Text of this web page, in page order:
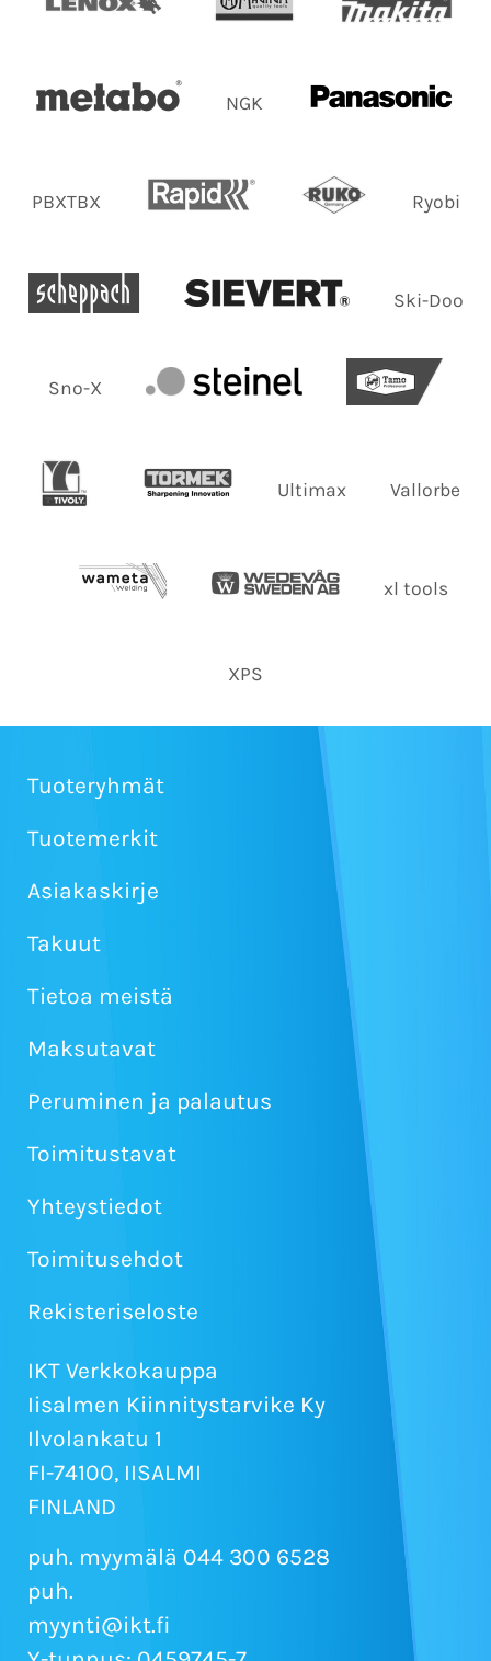
NGK
PBXTBX Ryobi
Ski-Doo
Sno-X
Ultimax Vallorbe
xl tools
XPS
Tuoteryhmät
Tuotemerkit
Asiakaskirje
Takuut
Tietoa meistä
Maksutavat
Peruminen ja palautus
Toimitustavat
Yhteystiedot
Toimitusehdot
Rekisteriseloste
IKT Verkkokauppa
Iisalmen Kiinnitystarvike Ky
Ilvolankatu 1
FI-74100, IISALMI
FINLAND
puh. myymälä 044 300 6528
puh.
myynti@ikt.fi